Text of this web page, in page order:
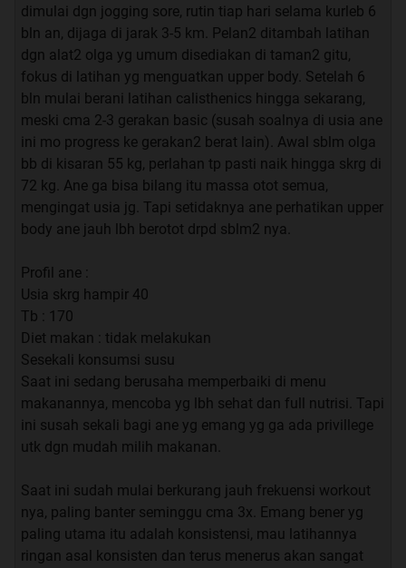
dimulai dgn jogging sore, rutin tiap hari selama kurleb 6
bln an, dijaga di jarak 3-5 km. Pelan2 ditambah latihan
dgn alat2 olga yg umum disediakan di taman2 gitu,
fokus di latihan yg menguatkan upper body. Setelah 6
bln mulai berani latihan calisthenics hingga sekarang,
meski cma 2-3 gerakan basic (susah soalnya di usia ane
ini mo progress ke gerakan2 berat lain). Awal sblm olga
bb di kisaran 55 kg, perlahan tp pasti naik hingga skrg di
72 kg. Ane ga bisa bilang itu massa otot semua,
mengingat usia jg. Tapi setidaknya ane perhatikan upper
body ane jauh lbh berotot drpd sblm2 nya.
Profil ane :
Usia skrg hampir 40
Tb : 170
Diet makan : tidak melakukan
Sesekali konsumsi susu
Saat ini sedang berusaha memperbaiki di menu
makanannya, mencoba yg lbh sehat dan full nutrisi. Tapi
ini susah sekali bagi ane yg emang yg ga ada privillege
utk dgn mudah milih makanan.
Saat ini sudah mulai berkurang jauh frekuensi workout
nya, paling banter seminggu cma 3x. Emang bener yg
paling utama itu adalah konsistensi, mau latihannya
ringan asal konsisten dan terus menerus akan sangat